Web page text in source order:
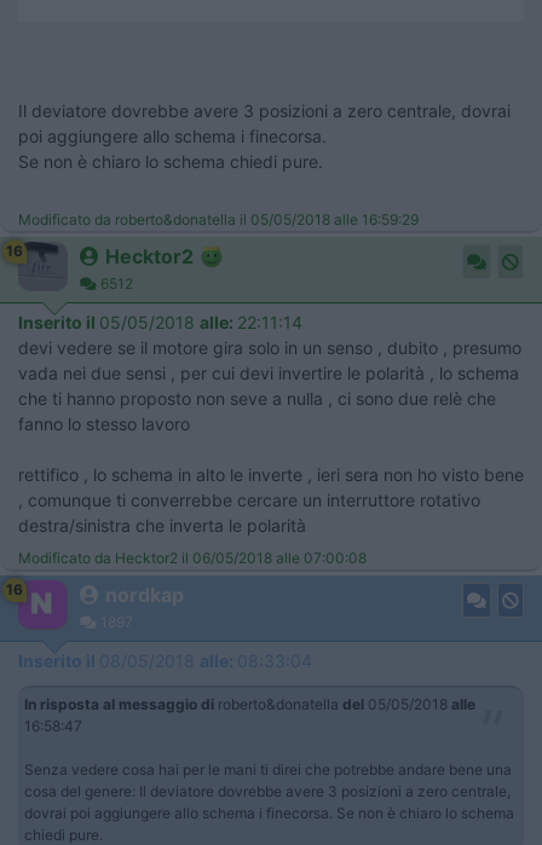
Il deviatore dovrebbe avere 3 posizioni a zero centrale, dovrai
poi aggiungere allo schema i finecorsa.
Se non è chiaro lo schema chiedi pure.
Modificato da roberto&donatella il 05/05/2018 alle 16:59:29
16
Hecktor2
6512
Inserito il 05/05/2018 alle: 22:11:14
devi vedere se il motore gira solo in un senso , dubito , presumo
vada nei due sensi , per cui devi invertire le polarità , lo schema
che ti hanno proposto non seve a nulla , ci sono due relè che
fanno lo stesso lavoro
rettifico , lo schema in alto le inverte , ieri sera non ho visto bene
, comunque ti converrebbe cercare un interruttore rotativo
destra/sinistra che inverta le polarità
Modificato da Hecktor2 il 06/05/2018 alle 07:00:08
16
nordkap
1897
Inserito il 08/05/2018 alle: 08:33:04
In risposta al messaggio di roberto&donatella del 05/05/2018 alle
16:58:47
Senza vedere cosa hai per le mani ti direi che potrebbe andare bene una
cosa del genere: Il deviatore dovrebbe avere 3 posizioni a zero centrale,
dovrai poi aggiungere allo schema i finecorsa. Se non è chiaro lo schema
chiedi pure.